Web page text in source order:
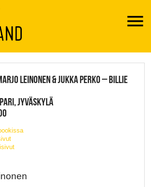
LIVE
LEINONEN & JUKKA PERKO – BILLIE
JYVÄSKYLÄ